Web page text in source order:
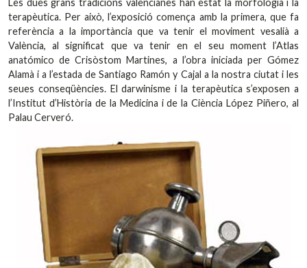
Les dues grans tradicions valencianes han estat la morfologia i la
terapèutica. Per això, l’exposició comença amb la primera, que fa
referència a la importància que va tenir el moviment vesalià a
València, al significat que va tenir en el seu moment l’Atlas
anatómico de Crisòstom Martines, a l’obra iniciada per Gómez
Alamà i a l’estada de Santiago Ramón y Cajal a la nostra ciutat i les
seues conseqüències. El darwinisme i la terapèutica s’exposen a
l’Institut d’Història de la Medicina i de la Ciència López Piñero, al
Palau Cerveró.